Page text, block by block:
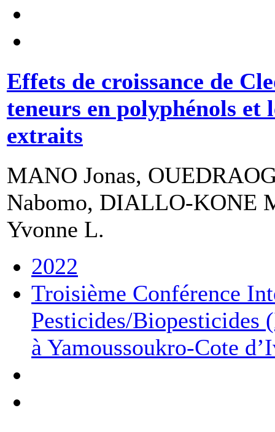
Effets de croissance de
teneurs en polyphénols et
extraits
MANO Jonas,
Nabomo, DIALLO-KONE
Yvonne L.
2022
Troisième Conférence
Pesticides/Biopesticides
à Yamoussoukro-Cote